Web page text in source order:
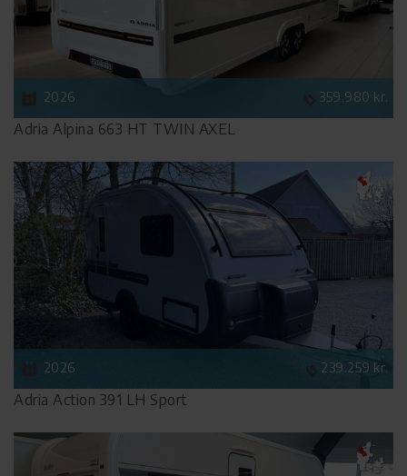
2026 359.980 kr.
Adria Alpina 663 HT TWIN AXEL
2026 239.259 kr.
Adria Action 391 LH Sport